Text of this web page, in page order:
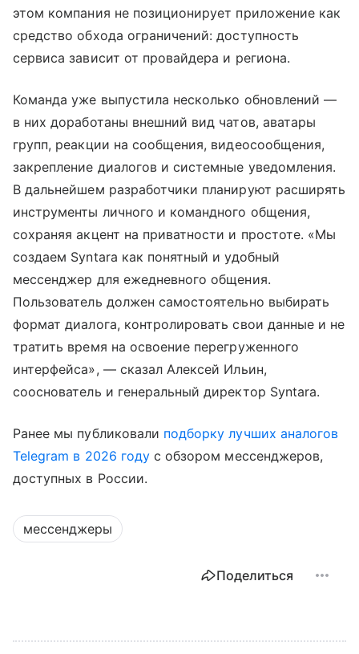
этом компания не позиционирует приложение как
средство обхода ограничений: доступность
сервиса зависит от провайдера и региона.
Команда уже выпустила несколько обновлений —
в них доработаны внешний вид чатов, аватары
групп, реакции на сообщения, видеосообщения,
закрепление диалогов и системные уведомления.
В дальнейшем разработчики планируют расширять
инструменты личного и командного общения,
сохраняя акцент на приватности и простоте. «Мы
создаем Syntara как понятный и удобный
мессенджер для ежедневного общения.
Пользователь должен самостоятельно выбирать
формат диалога, контролировать свои данные и не
тратить время на освоение перегруженного
интерфейса», — сказал Алексей Ильин,
сооснователь и генеральный директор Syntara.
Ранее мы публиковали подборку лучших аналогов
Telegram в 2026 годус обзором мессенджеров,
доступных в России.
мессенджеры
Поделиться